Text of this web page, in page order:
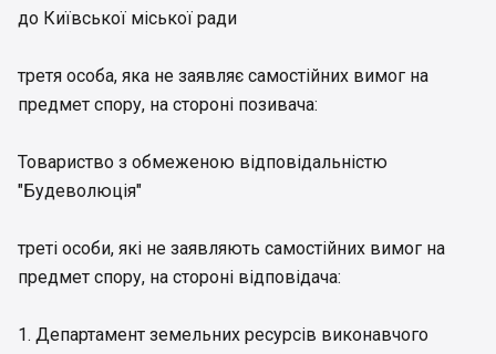
до Київської міської ради
третя особа, яка не заявляє самостійних вимог на
предмет спору, на стороні позивача:
Товариство з обмеженою відповідальністю
"Будеволюція"
треті особи, які не заявляють самостійних вимог на
предмет спору, на стороні відповідача:
1. Департамент земельних ресурсів виконавчого